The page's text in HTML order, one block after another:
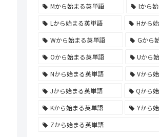
Mから始まる英単語
Iから
Lから始まる英単語
Hから
Wから始まる英単語
Gから
Oから始まる英単語
Uから
Nから始まる英単語
Vから
Jから始まる英単語
Qから
Kから始まる英単語
Yから
Zから始まる英単語